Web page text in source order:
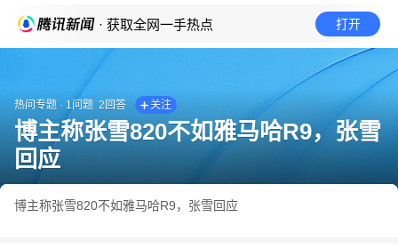
· 获取全网一手热点 打开
热问专题 · 1 问题 2 回答 关注
博主称张雪820不如雅马哈R9，张雪
回应
博主称张雪820不如雅马哈R9，张雪回应